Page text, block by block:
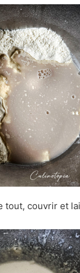
tout, couvrir et